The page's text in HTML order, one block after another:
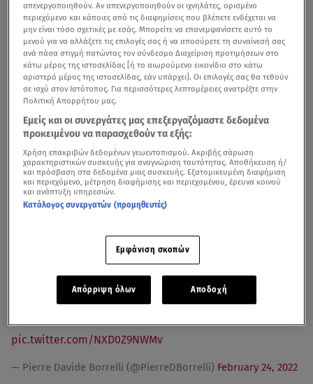
Έκρηξη σε εργοστάσιο στην Ουκρανία
Σε ξεχωριστή ανακοίνωση, η συνοριοφρουρά της
Ουκρανίας ανακοίνωσε ότιρωσικά στρατιωτικά κονβόι
χερσόνησο της Κριμαίας την οποία προσάρτησε το 2014
και εισήλθαν στο Τσερνίχιβ, το Χάρκοβο και το
Λουχάνσκ.
KA-52 OVER#LUHANSK#Ukraine #Russia
pic.twitter.com/NXD0Z9NWMv
— Pierre Davide Borrelli (@PierreDBorrelli) February 24, 2022
απενεργοποιηθούν. Αν απενεργοποιηθούν οι ιχνηλάτες, ορισμένο
περιεχόμενο και κάποιες από τις διαφημίσεις που βλέπετε ενδέχεται να
μην είναι τόσο σχετικές με εσάς. Μπορείτε να επανεμφανίσετε αυτό το
μενού για να αλλάξετε τις επιλογές σας ή να αποσύρετε τη συναίνεσή σας
ανά πάσα στιγμή πατώντας τον σύνδεσμο Διαχείριση προτιμήσεων στο
κάτω μέρος της ιστοσελίδας [ή το αιωρούμενο εικονίδιο στο κάτω
αριστερό μέρος της ιστοσελίδας, εάν υπάρχει]. Οι επιλογές σας θα τεθούν
σε ισχύ στον Ιστότοπος. Για περισσότερες λεπτομέρειες ανατρέξτε στην
Πολιτική Απορρήτου μας.
Εμείς και οι συνεργάτες μας επεξεργαζόμαστε δεδομένα
προκειμένου να παρασχεθούν τα εξής:
Χρήση επακριβών δεδομένων γεωεντοπισμού. Ακριβής σάρωση
χαρακτηριστικών συσκευής για αναγνώριση ταυτότητας. Αποθήκευση ή/
και πρόσβαση στα δεδομένα μιας συσκευής. Εξατομικευμένη διαφήμιση
και περιεχόμενο, μέτρηση διαφήμισης και περιεχομένου, έρευνα κοινού
και ανάπτυξη υπηρεσιών.
Κατάλογος συνεργατών (προμηθευτές)
Εμφάνιση σκοπών
Απόρριψη όλων Αποδοχή